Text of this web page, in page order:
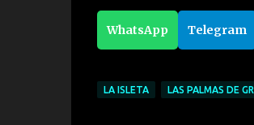
WhatsApp Telegram
LA ISLETA LAS PALMAS DE